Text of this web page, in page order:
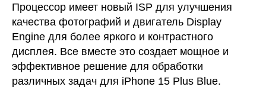
Процессор имеет новый ISP для улучшения
качества фотографий и двигатель Display
Engine для более яркого и контрастного
дисплея. Все вместе это создает мощное и
эффективное решение для обработки
различных задач для iPhone 15 Plus Blue.